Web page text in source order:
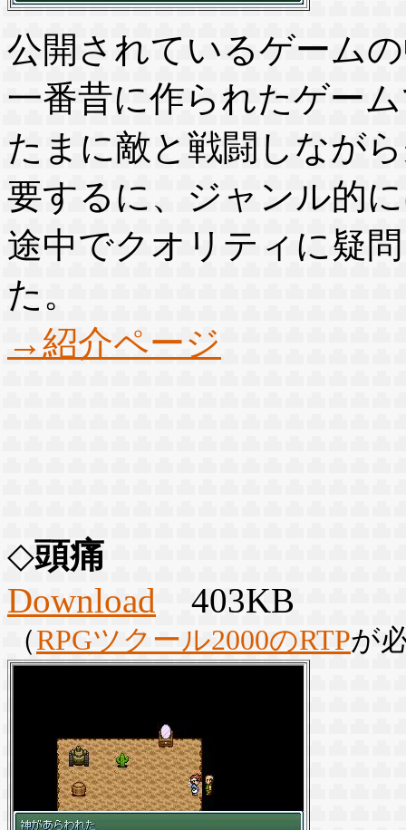
公開されているゲーム
一番昔に作られたゲー
たまに敵と戦闘しなが
要するに、ジャンル的
途中でクオリティに疑
た。
→紹介ページ
◇頭痛
Download 403KB
（RPGツクール2000のRTPが